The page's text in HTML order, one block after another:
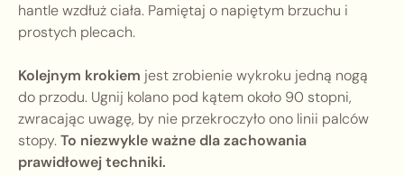
hantle wzdłuż ciała. Pamiętaj o napiętym brzuchu i
prostych plecach.
Kolejnym krokiem jest zrobienie wykroku jedną nogą
do przodu. Ugnij kolano pod kątem około 90 stopni,
zwracając uwagę, by nie przekroczyło ono linii palców
stopy.To niezwykle ważne dla zachowania
prawidłowej techniki.